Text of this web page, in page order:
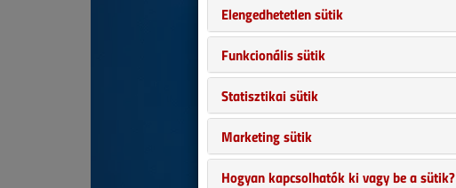
Elengedhetetlen sütik
Funkcionális sütik
Statisztikai sütik
Marketing sütik
Hogyan kapcsolhatók ki vagy be a sütik?